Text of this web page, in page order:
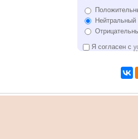
Нейтральный
Я согласен с